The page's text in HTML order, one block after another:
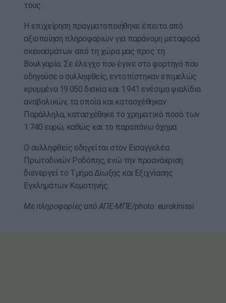
τους.
Η επιχείρηση πραγματοποιήθηκε έπειτα από
αξιοποίηση πληροφοριών για παράνομη μεταφορά
σκευασμάτων από τη χώρα μας προς τη
Βουλγαρία. Σε έλεγχο που έγινε στο φορτηγό που
οδηγούσε ο συλληφθείς, εντοπίστηκαν επιμελώς
κρυμμένα 19.050 δισκία και 1.941 ενέσιμα φιαλίδια
αναβολικών, τα οποία και κατασχέθηκαν.
Παράλληλα, κατασχέθηκε το χρηματικό ποσό των
1.740 ευρώ, καθώς και το παραπάνω όχημα.
Ο συλληφθείς οδηγείται στον Εισαγγελέα
Πρωτοδικών Ροδόπης, ενώ την προανάκριση
διενεργεί το Τμήμα Δίωξης και Εξιχνίασης
Εγκλημάτων Κομοτηνής.
Με πληροφορίες από ΑΠΕ-ΜΠΕ/photo: eurokinissi